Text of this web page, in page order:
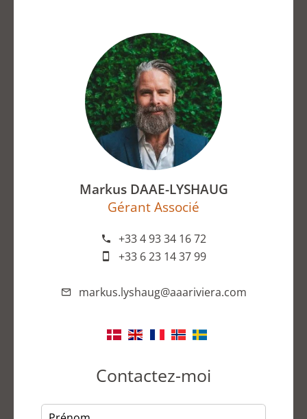
Markus DAAE-LYSHAUG
Gérant Associé
+33 4 93 34 16 72
+33 6 23 14 37 99
markus.lyshaug@aaariviera.com
Contactez-moi